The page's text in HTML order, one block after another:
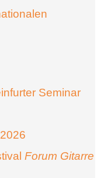
Seminar
Forum Gitarre